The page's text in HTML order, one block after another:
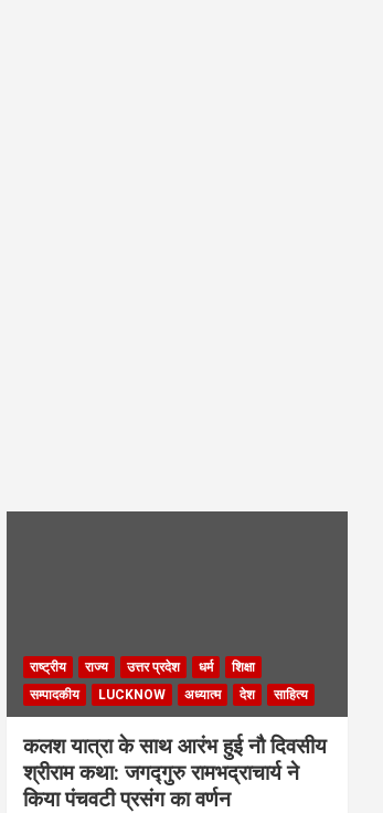
राष्ट्रीय राज्य उत्तर प्रदेश धर्म
शिक्षा
सम्पादकीय
LUCKNOW अध्यात्म देश साहित्य
कलश यात्रा के साथ आरंभ हुई नौ दिवसीय
श्रीराम कथा: जगद्गुरु रामभद्राचार्य ने
किया पंचवटी प्रसंग का वर्णन